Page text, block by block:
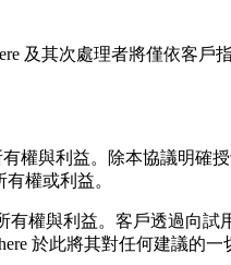
及其次處理者將僅依客戶
權與利益。除本協議明確
權或利益。
權與利益。客戶透過向試
於此將其對任何建議的一